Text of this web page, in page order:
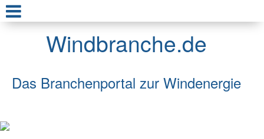
Windbranche.de
Das Branchenportal zur Windenergie